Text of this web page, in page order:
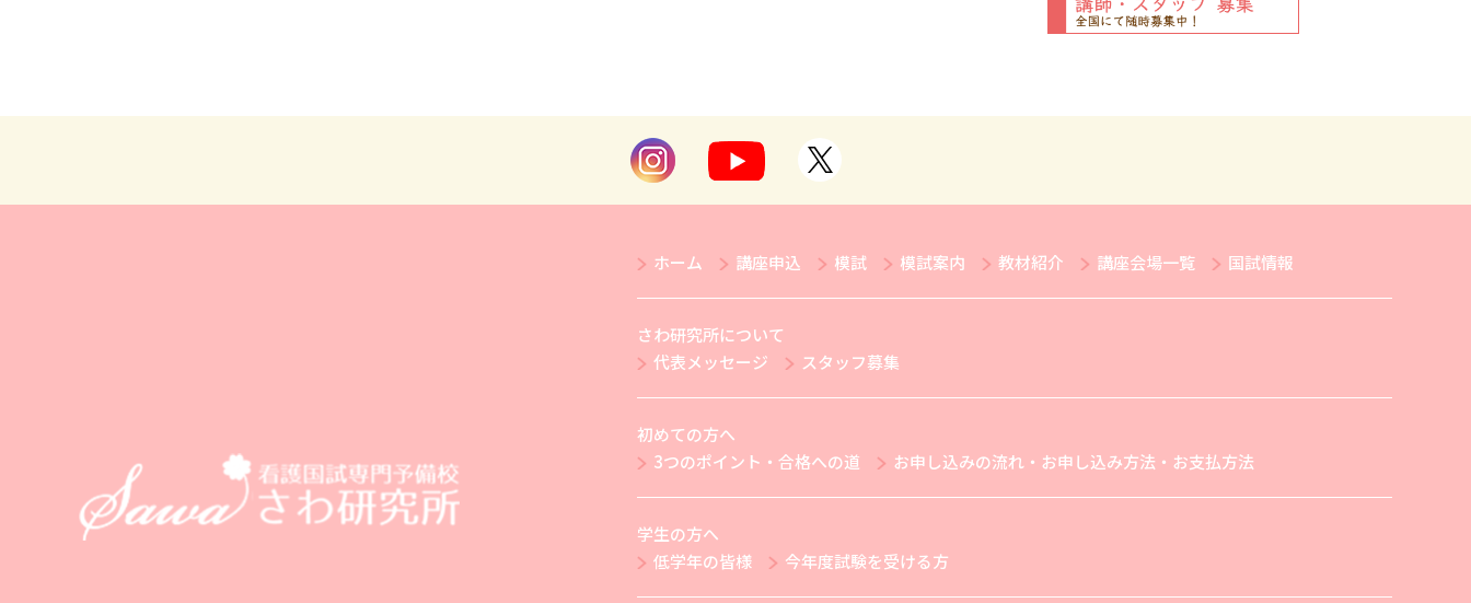
ホーム 講座申込 模試 模試案内 教材紹介 講座会場一覧 国試情報
さわ研究所について
代表メッセージ
スタッフ募集
初めての方へ
3つのポイント・合格への道
お申し込みの流れ・お申し込み方法・お支払方法
学生の方へ
低学年の皆様
今年度試験を受ける方